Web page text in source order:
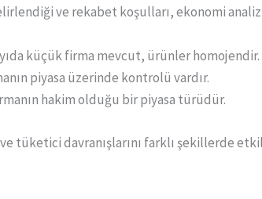
ve rekabet koşulları, ekonomi
küçük firma mevcut, ürünler homojendir.
piyasa üzerinde kontrolü vardır.
hakim olduğu bir piyasa türüdür.
tüketici davranışlarını farklı şekillerde